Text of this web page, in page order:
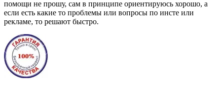
помощи не прошу, сам в принципе ориентируюсь хорошо, а
если есть какие то проблемы или вопросы по инсте или
рекламе, то решают быстро.